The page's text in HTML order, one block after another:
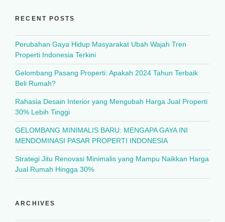
RECENT POSTS
Perubahan Gaya Hidup Masyarakat Ubah Wajah Tren
Properti Indonesia Terkini
Gelombang Pasang Properti: Apakah 2024 Tahun Terbaik
Beli Rumah?
Rahasia Desain Interior yang Mengubah Harga Jual Properti
30% Lebih Tinggi
GELOMBANG MINIMALIS BARU: MENGAPA GAYA INI
MENDOMINASI PASAR PROPERTI INDONESIA
Strategi Jitu Renovasi Minimalis yang Mampu Naikkan Harga
Jual Rumah Hingga 30%
ARCHIVES